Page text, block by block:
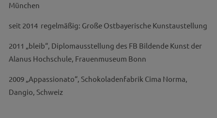
München
seit 2014 regelmäßig: Große Ostbayerische Kunstaustellung
2011 „bleib“, Diplomausstellung des FB Bildende Kunst der
Alanus Hochschule, Frauenmuseum Bonn
2009 „Appassionato“, Schokoladenfabrik Cima Norma,
Dangio, Schweiz